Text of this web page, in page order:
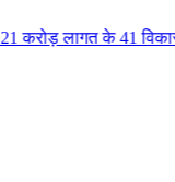
का किया